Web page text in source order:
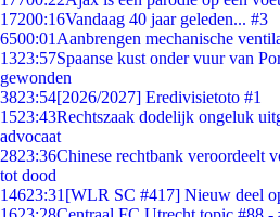
17200:16Vandaag 40 jaar geleden... #3
6500:01 Aanbrengen mechanische
1323:57Spaanse kust onder vuur van
gewonden
3823:54[2026/2027] Eredivisietoto #1
1523:43Rechtszaak dodelijk ongeluk
advocaat
2823:36Chinese rechtbank veroordeelt
tot dood
14623:31 [WLR SC #417] Nieuw deel